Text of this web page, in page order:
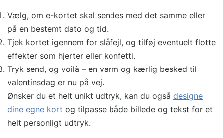
Vælg, om e-kortet skal sendes med det samme eller
på en bestemt dato og tid.
Tjek kortet igennem for slåfejl, og tilføj eventuelt flotte
effekter som hjerter eller konfetti.
Tryk send, og voilà – en varm og kærlig besked til
valentinsdag er nu på vej.
Ønsker du et helt unikt udtryk, kan du også designe
dine egne kort og tilpasse både billede og tekst for et
helt personligt udtryk.